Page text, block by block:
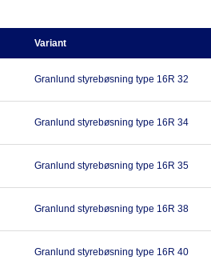
Variant
Granlund styrebøsning type 16R 32
Granlund styrebøsning type 16R 34
Granlund styrebøsning type 16R 35
Granlund styrebøsning type 16R 38
Granlund styrebøsning type 16R 40